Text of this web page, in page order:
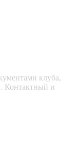
клуба,
Контактный и